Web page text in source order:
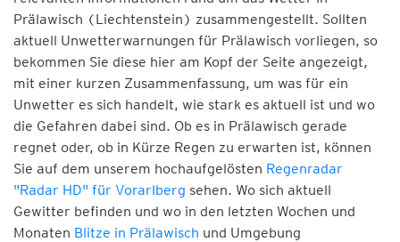
Prälawisch (Liechtenstein) zusammengestellt. Sollten
aktuell Unwetterwarnungen für Prälawisch vorliegen, so
bekommen Sie diese hier am Kopf der Seite angezeigt,
mit einer kurzen Zusammenfassung, um was für ein
Unwetter es sich handelt, wie stark es aktuell ist und wo
die Gefahren dabei sind. Ob es in Prälawisch gerade
regnet oder, ob in Kürze Regen zu erwarten ist, können
Sie auf dem unserem hochaufgelösten Regenradar
"Radar HD" für Vorarlberg sehen. Wo sich aktuell
Gewitter befinden und wo in den letzten Wochen und
Monaten Blitze in Prälawisch und Umgebung